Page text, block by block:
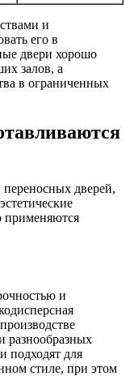
и
его в
двери хорошо
залов, а
в ограниченных
дверей,
применяются
и
разнообразных
подходят для
стиле, при этом